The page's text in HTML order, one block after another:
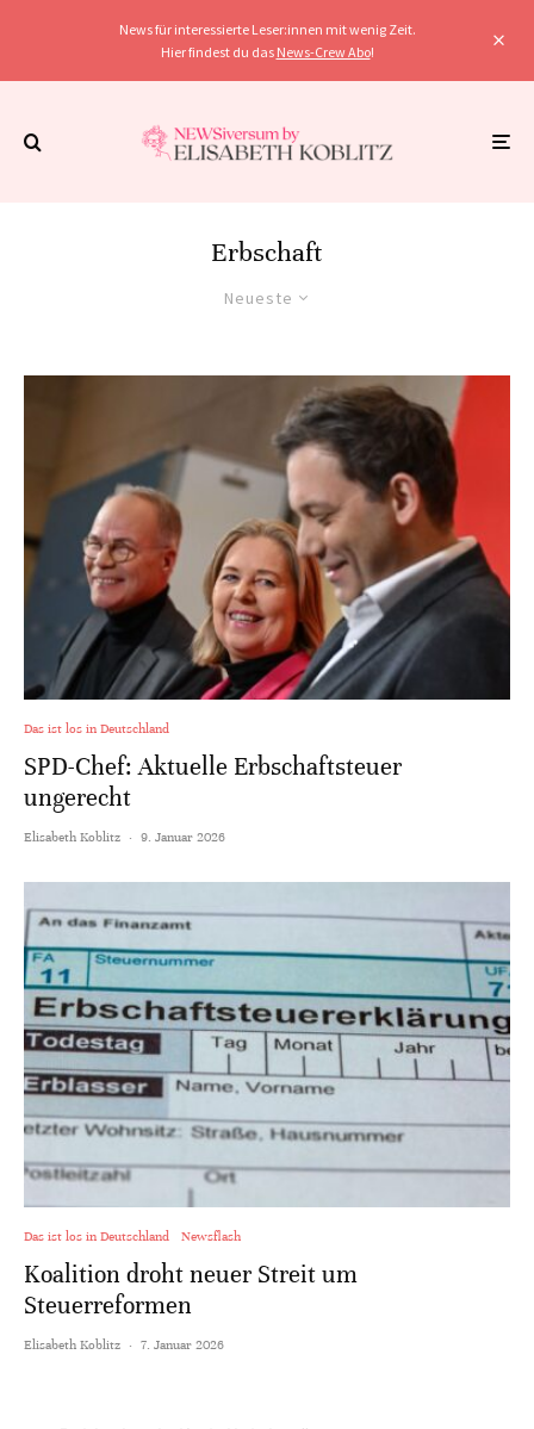
News für interessierte Leser:innen mit wenig Zeit.
Hier findest du das News-Crew Abo!
Erbschaft
Neueste
Das ist los in Deutschland
SPD-Chef: Aktuelle Erbschaftsteuer
ungerecht
Elisabeth Koblitz · 9. Januar 2026
Das ist los in Deutschland Newsflash
Koalition droht neuer Streit um
Steuerreformen
Elisabeth Koblitz · 7. Januar 2026